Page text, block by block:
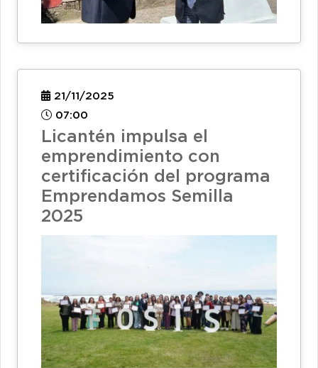
21/11/2025
07:00
Licantén impulsa el
emprendimiento con
certificación del programa
Emprendamos Semilla
2025